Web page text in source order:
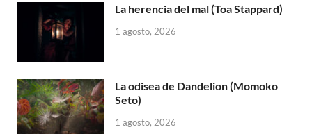
La herencia del mal (Toa Stappard)
1 agosto, 2026
La odisea de Dandelion (Momoko
Seto)
1 agosto, 2026